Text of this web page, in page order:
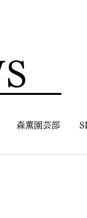
森薫園芸部